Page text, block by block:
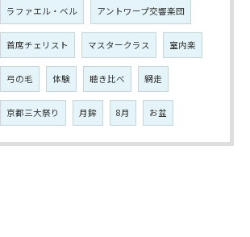
ラファエル・ベル アントワープ交響楽団
首席チェリスト マスタークラス 室内楽
弓の毛 体験 聴き比べ 網走
京都三大祭り 月鉾 8月 お盆